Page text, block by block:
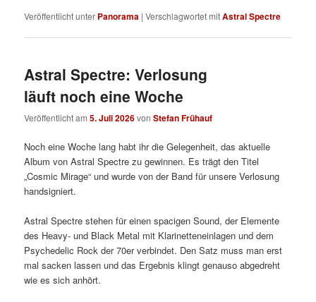
Veröffentlicht unter Panorama |Verschlagwortet mitAstral Spectre
Astral Spectre: Verlosung
läuft noch eine Woche
Veröffentlicht am5. Juli 2026vonStefan Frühauf
Noch eine Woche lang habt ihr die Gelegenheit, das aktuelle
Album von Astral Spectre zu gewinnen. Es trägt den Titel
„Cosmic Mirage“ und wurde von der Band für unsere Verlosung
handsigniert.
Astral Spectre stehen für einen spacigen Sound, der Elemente
des Heavy- und Black Metal mit Klarinetteneinlagen und dem
Psychedelic Rock der 70er verbindet. Den Satz muss man erst
mal sacken lassen und das Ergebnis klingt genauso abgedreht
wie es sich anhört.